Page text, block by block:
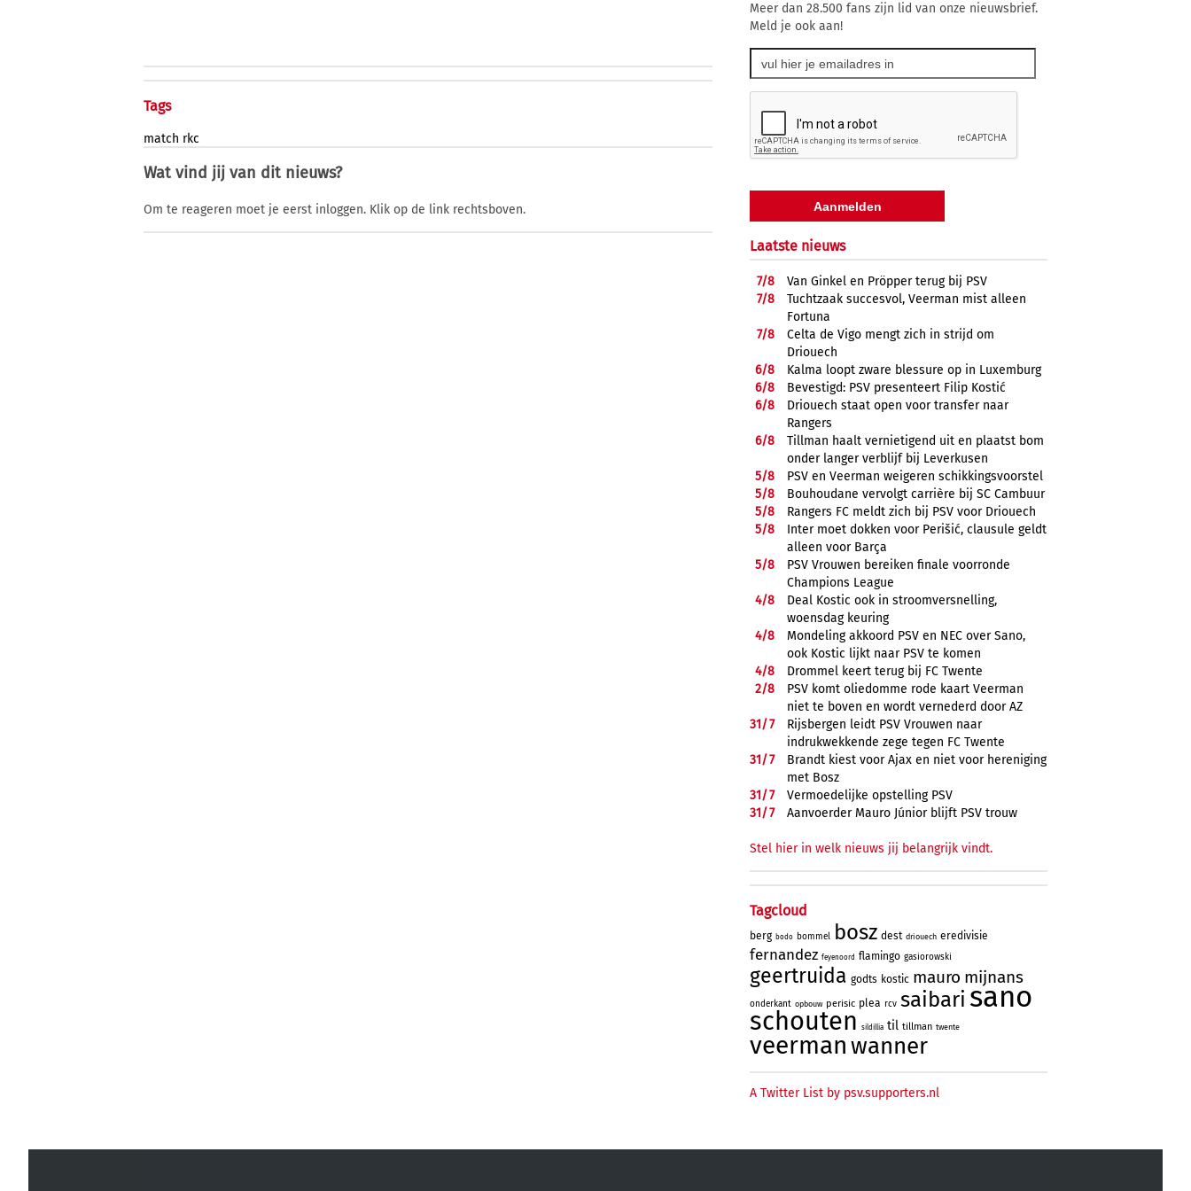
Tags
match rkc
Wat vind jij van dit nieuws?
Om te reageren moet je eerst inloggen. Klik op de link rechtsboven.
Meer dan 28.500 fans zijn lid van onze nieuwsbrief.
Meld je ook aan!
Laatste nieuws
7/8
Van Ginkel en Pröpper terug bij PSV
7/8
Tuchtzaak succesvol, Veerman mist alleen
Fortuna
7/8
Celta de Vigo mengt zich in strijd om
Driouech
6/8
Kalma loopt zware blessure op in Luxemburg
6/8
Bevestigd: PSV presenteert Filip Kostić
6/8
Driouech staat open voor transfer naar
Rangers
6/8
Tillman haalt vernietigend uit en plaatst bom
onder langer verblijf bij Leverkusen
5/8
PSV en Veerman weigeren schikkingsvoorstel
5/8
Bouhoudane vervolgt carrière bij SC Cambuur
5/8
Rangers FC meldt zich bij PSV voor Driouech
5/8
Inter moet dokken voor Perišić, clausule geldt
alleen voor Barça
5/8
PSV Vrouwen bereiken finale voorronde
Champions League
4/8
Deal Kostic ook in stroomversnelling,
woensdag keuring
4/8
Mondeling akkoord PSV en NEC over Sano,
ook Kostic lijkt naar PSV te komen
4/8
Drommel keert terug bij FC Twente
2/8
PSV komt oliedomme rode kaart Veerman
niet te boven en wordt vernederd door AZ
31/7
Rijsbergen leidt PSV Vrouwen naar
indrukwekkende zege tegen FC Twente
31/7
Brandt kiest voor Ajax en niet voor hereniging
met Bosz
31/7
Vermoedelijke opstelling PSV
31/7 Aanvoerder Mauro Júnior blijft PSV trouw
Stel hier in welk nieuws jij belangrijk vindt.
Tagcloud
berg bodo bommel bosz dest driouech eredivisie
fernandez feyenoord flamingo gasiorowski
geertruida godts kostic mauro mijnans
onderkant opbouw perisic plea rcv saibari sano
schouten sildillia til tillman twente
veermanwanner
A Twitter List by psv.supporters.nl